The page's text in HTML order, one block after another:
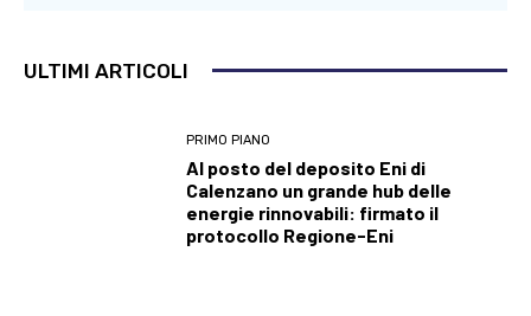
ULTIMI ARTICOLI
PRIMO PIANO
Al posto del deposito Eni di
Calenzano un grande hub delle
energie rinnovabili: firmato il
protocollo Regione-Eni